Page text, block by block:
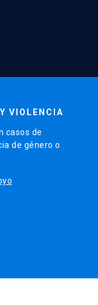
VIOLENCIA
casos de
de género o